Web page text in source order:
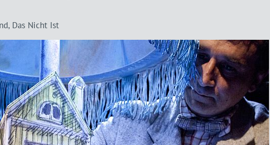
Das Nicht Ist